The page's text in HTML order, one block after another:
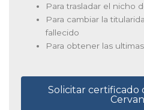
Para trasladar el nicho
Para cambiar la
fallecido
Para obtener las
Solicitar certificado